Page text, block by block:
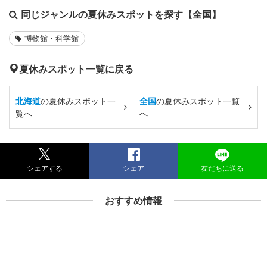
同じジャンルの夏休みスポットを探す【全国】
博物館・科学館
夏休みスポット一覧に戻る
北海道の夏休みスポット一
覧へ
全国の夏休みスポット一覧
へ
シェアする シェア 友だちに送る
おすすめ情報